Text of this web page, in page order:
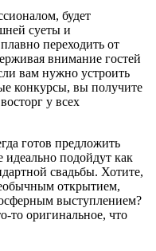
будет
суеты и
переходить от
внимание гостей
вам нужно устроить
конкурсы, вы получите
у всех
готов предложить
подойдут как
свадьбы. Хотите,
открытием,
выступлением?
то оригинальное, что